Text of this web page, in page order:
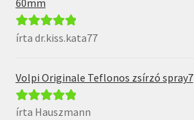
Értékelés:5 /
írta dr.kiss.kata77
Volpi Originale Teflonos zsírzó spray7
Értékelés:5/
írta Hauszmann